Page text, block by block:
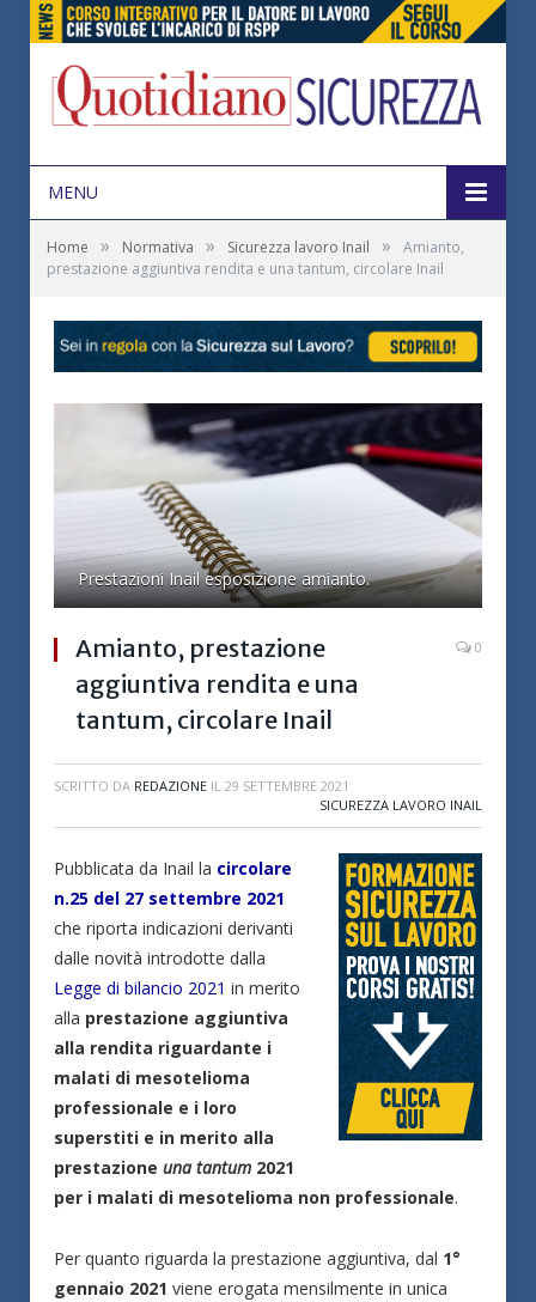
MENU
Home » Normativa » Sicurezza lavoro Inail »
Amianto,
prestazione aggiuntiva rendita e una tantum, circolare Inail
Prestazioni Inail esposizione amianto.
Amianto, prestazione
aggiuntiva rendita e una
tantum, circolare Inail
0
SCRITTO DA REDAZIONE IL 29 SETTEMBRE 2021
SICUREZZA LAVORO INAIL
Pubblicata da Inail la circolare
n.25 del 27 settembre 2021
che riporta indicazioni derivanti
dalle novità introdotte dalla
Legge di bilancio 2021 in merito
alla prestazione aggiuntiva
alla rendita riguardante i
malati di mesotelioma
professionale e i loro
superstiti e in merito alla
prestazione una tantum 2021
per i malati di mesotelioma non professionale.
Per quanto riguarda la prestazione aggiuntiva, dal 1°
gennaio 2021 viene erogata mensilmente in unica